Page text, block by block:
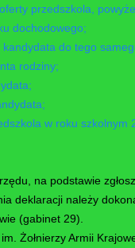
przedszkola,
dochodowego;
do tego
rodziny;
w roku szkolnym
na podstawie
deklaracji należy
(gabinet 29).
Żołnierzy Armii